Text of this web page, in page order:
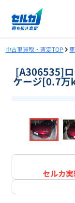
中古車買取・査定TOP
[A306535]ロ
ケージ[0.7万
セルカ